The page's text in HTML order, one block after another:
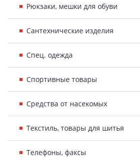
Рюкзаки, мешки для обуви
Сантехнические изделия
Спец. одежда
Спортивные товары
Средства от насекомых
Текстиль, товары для шитья
Телефоны, факсы